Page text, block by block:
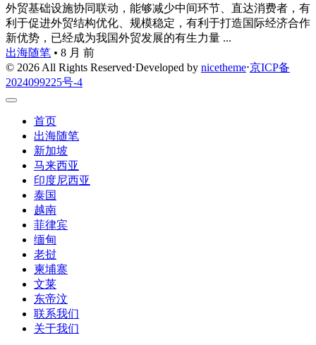
外贸基础设施协同联动，能够减少中间环节、直达消费者，有
利于促进外贸结构优化、规模稳定，有利于打造国际经济合作
新优势，已经成为我国外贸发展的有生力量 ...
出海随笔 • 8 月 前
© 2026 All Rights Reserved⋅Developed by nicetheme⋅京ICP备
2024099225号-4
首页
出海随笔
新加坡
马来西亚
印度尼西亚
泰国
越南
菲律宾
缅甸
老挝
柬埔寨
文莱
东帝汶
联系我们
关于我们